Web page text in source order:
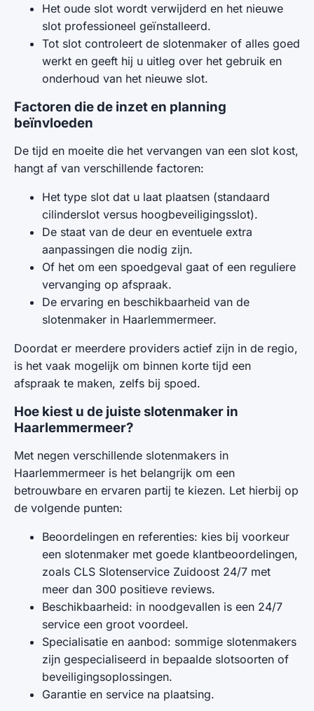
Het oude slot wordt verwijderd en het nieuwe
slot professioneel geïnstalleerd.
Tot slot controleert de slotenmaker of alles goed
werkt en geeft hij u uitleg over het gebruik en
onderhoud van het nieuwe slot.
Factoren die de inzet en planning
beïnvloeden
De tijd en moeite die het vervangen van een slot kost,
hangt af van verschillende factoren:
Het type slot dat u laat plaatsen (standaard
cilinderslot versus hoogbeveiligingsslot).
De staat van de deur en eventuele extra
aanpassingen die nodig zijn.
Of het om een spoedgeval gaat of een reguliere
vervanging op afspraak.
De ervaring en beschikbaarheid van de
slotenmaker in Haarlemmermeer.
Doordat er meerdere providers actief zijn in de regio,
is het vaak mogelijk om binnen korte tijd een
afspraak te maken, zelfs bij spoed.
Hoe kiest u de juiste slotenmaker in
Haarlemmermeer?
Met negen verschillende slotenmakers in
Haarlemmermeer is het belangrijk om een
betrouwbare en ervaren partij te kiezen. Let hierbij op
de volgende punten:
Beoordelingen en referenties: kies bij voorkeur
een slotenmaker met goede klantbeoordelingen,
zoals CLS Slotenservice Zuidoost 24/7 met
meer dan 300 positieve reviews.
Beschikbaarheid: in noodgevallen is een 24/7
service een groot voordeel.
Specialisatie en aanbod: sommige slotenmakers
zijn gespecialiseerd in bepaalde slotsoorten of
beveiligingsoplossingen.
Garantie en service na plaatsing.